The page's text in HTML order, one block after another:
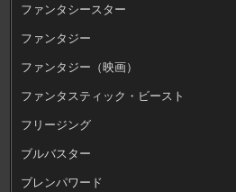
ファンタシースター
ファンタジー
ファンタジー（映画）
ファンタスティック・ビースト
フリージング
ブルバスター
ブレンパワード